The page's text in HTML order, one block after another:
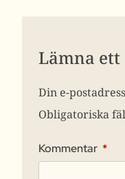
Lämna ett
Din e-
Obligatoriska
Kommentar *